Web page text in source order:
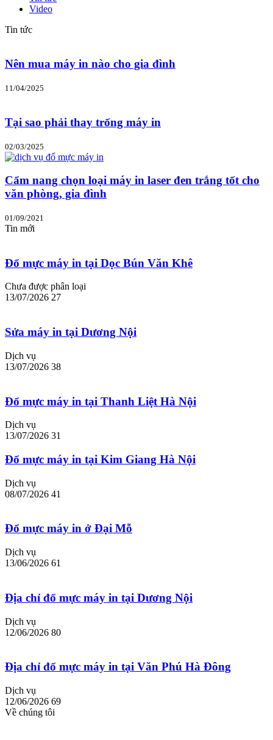
Video
Tin tức
Nên mua máy in nào cho gia đình
11/04/2025
Tại sao phải thay trống máy in
02/03/2025
Cẩm nang chọn loại máy in laser đen trắng tốt cho
văn phòng, gia đình
01/09/2021
Tin mới
Đổ mực máy in tại Dọc Bún Văn Khê
Chưa được phân loại
13/07/2026 27
Sửa máy in tại Dương Nội
Dịch vụ
13/07/2026 38
Đổ mực máy in tại Thanh Liệt Hà Nội
Dịch vụ
13/07/2026 31
Đổ mực máy in tại Kim Giang Hà Nội
Dịch vụ
08/07/2026 41
Đổ mực máy in ở Đại Mỗ
Dịch vụ
13/06/2026 61
Địa chỉ đổ mực máy in tại Dương Nội
Dịch vụ
12/06/2026 80
Địa chỉ đổ mực máy in tại Văn Phú Hà Đông
Dịch vụ
12/06/2026 69
Về chúng tôi